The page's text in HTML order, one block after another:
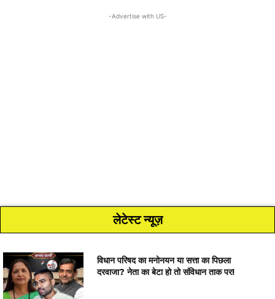
-Advertise with US-
लेटेस्ट न्यूज़
विधान परिषद का मनोनयन या सत्ता का पिछला
दरवाजा? नेता का बेटा हो तो संविधान ताक पर!